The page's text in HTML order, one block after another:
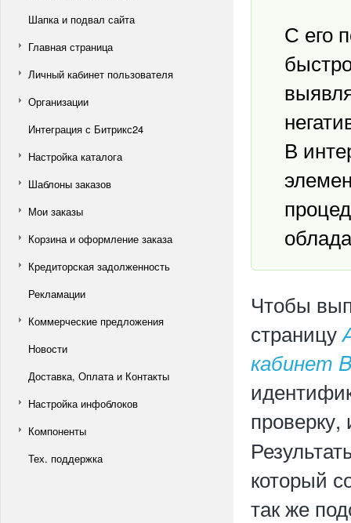
Шапка и подвал сайта
Главная страница
Личный кабинет пользователя
Организации
Интеграция с Битрикс24
Настройка каталога
Шаблоны заказов
Мои заказы
Корзина и оформление заказа
Кредиторская задолженность
Рекламации
Коммерческие предложения
Новости
Доставка, Оплата и Контакты
Настройка инфоблоков
Компоненты
Тех. поддержка
С его
В
Чтобы
страницу
кабинет
который
так же